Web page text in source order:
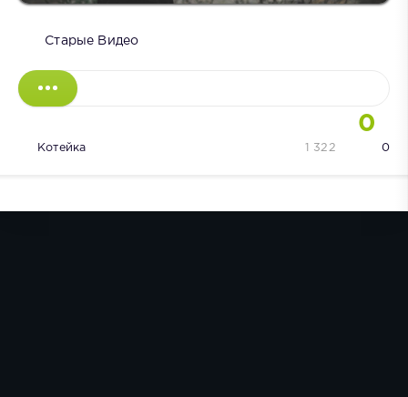
Старые Видео
0
Котейка 0
1 322